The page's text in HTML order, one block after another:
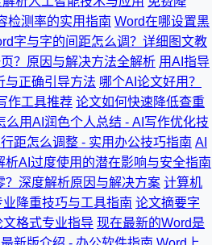
检测率的实用指南 Word在哪设置黑
字与字的间距怎么调？详细图文教
？原因与解决方法全解析 用AI指导
与正确引导方法 哪个AI论文好用？
作工具推荐 论文如何快速降低查重
么用AI润色个人总结 - AI写作优化技
距怎么调整 - 实用办公技巧指南 AI
AI过度使用的潜在影响与安全指南
深度解析原因与解决方案 计算机
降重技巧与工具指南 论文摘要字
格式专业指导 现在最新的Word是